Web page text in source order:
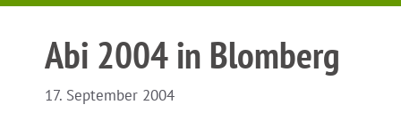
Abi 2004 in Blomberg
17. September 2004